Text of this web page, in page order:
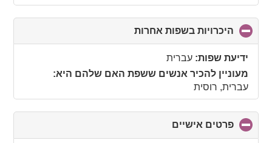
היכרויות בשפות אחרות
to
ידיעת שפות: עברית
מעוניין להכיר אנשים ששפת האם שלהם היא:
עברית, רוסית
פרטים אישיים
to